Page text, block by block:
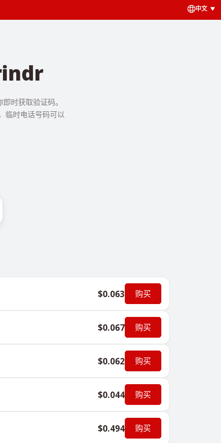
中文
时获取验证码。
临时电话号码可以
$0.063 购买
$0.067 购买
$0.062 购买
$0.044 购买
$0.494 购买